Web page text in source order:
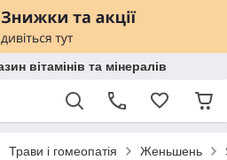
вітамінів та мінералів
Трави і гомеопатія Женьшень